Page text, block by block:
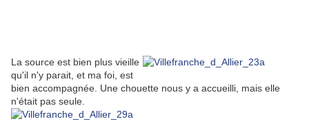
La source est bien plus vieille
qu'il n'y parait, et ma foi, est
bien accompagnée. Une chouette nous y a accueilli, mais elle
n'était pas seule.